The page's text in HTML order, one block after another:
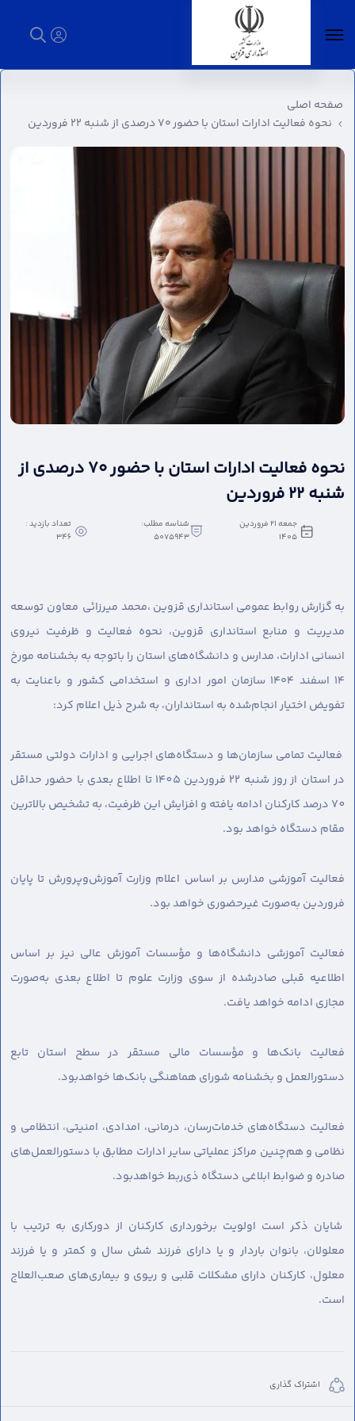
شنبه ۲۲ فروردین - استانداری قزوین
صفحه اصلی
نحوه فعالیت ادارات استان با حضور ۷۰ درصدی از شنبه ۲۲ فروردین
نحوه فعالیت ادارات استان با حضور ۷۰ درصدی از
شنبه ۲۲ فروردین
جمعه 21 فروردین
1405
شناسه مطلب:
5075943
تعداد بازدید :
346
به گزارش روابط عمومی استانداری قزوین ،محمد میرزائی معاون توسعه
مدیریت و منابع استانداری قزوین، نحوه فعالیت و ظرفیت نیروی
انسانی ادارات، مدارس و دانشگاه‌های استان را باتوجه به بخشنامه مورخ
۱۴ اسفند ۱۴۰۴ سازمان امور اداری و استخدامی کشور و باعنایت به
تفویض اختیار انجام‌شده به استانداران، به شرح ذیل اعلام کرد:
فعالیت تمامی سازمان‌ها و دستگاه‌های اجرایی و ادارات دولتی مستقر
در استان از روز شنبه ٢٢ فروردین ١۴٠۵ تا اطلاع بعدی با حضور حداقل
٧٠ درصد کارکنان ادامه یافته و افزایش این ظرفیت، به تشخیص بالاترین
مقام دستگاه خواهد بود.
فعالیت آموزشی مدارس بر اساس اعلام وزارت آموزش‌و‌پرورش تا پایان
فروردین‌ به‌صورت غیرحضوری خواهد بود.
فعالیت آموزشی دانشگاه‌ها و مؤسسات آموزش‌ عالی نیز بر اساس
اطلاعیه قبلی صادرشده از سوی وزارت علوم تا اطلاع بعدی به‌صورت
مجازی ادامه خواهد یافت.
فعالیت بانک‌ها و مؤسسات مالی مستقر در سطح استان تابع
دستورالعمل و بخشنامه شورای هماهنگی بانک‌ها خواهدبود.
فعالیت دستگاه‌های خدمات‌رسان، درمانی، امدادی، امنیتی، انتظامی و
نظامی و هم‌چنین مراکز عملیاتی سایر ادارات مطابق با دستورالعمل‌های
صادره و ضوابط ابلاغی دستگاه ذی‌ربط خواهدبود.
شایان ذکر است اولویت برخورداری کارکنان از دورکاری به ترتیب با
معلولان، بانوان باردار و یا دارای فرزند شش سال و کمتر و یا فرزند
معلول، کارکنان دارای مشکلات قلبی و ریوی و بیماری‌های صعب‌العلاج
است.
اشتراک گذاری